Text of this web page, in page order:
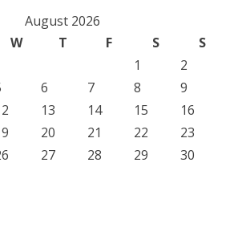
August 2026
W T F S
S
1
2
6 7 8
9
13 14 15
16
20 21 22
23
27 28 29
30